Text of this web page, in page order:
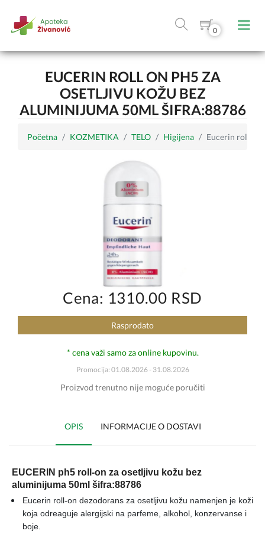
0
EUCERIN ROLL ON PH5 ZA
OSETLJIVU KOŽU BEZ
ALUMINIJUMA 50ML ŠIFRA:88786
Početna KOZMETIKA TELO Higijena Eucerin roll on
Cena: 1310.00 RSD
Rasprodato
* cena važi samo za online kupovinu.
Promocija: 01.08.2026 - 31.08.2026
Proizvod trenutno nije moguće poručiti
OPIS INFORMACIJE O DOSTAVI
EUCERIN ph5 roll-on za osetljivu kožu bez
aluminijuma 50ml šifra:88786
Eucerin roll-on dezodorans za osetljivu kožu namenjen je koži
koja odreaguje alergijski na parfeme, alkohol, konzervanse i
boje.